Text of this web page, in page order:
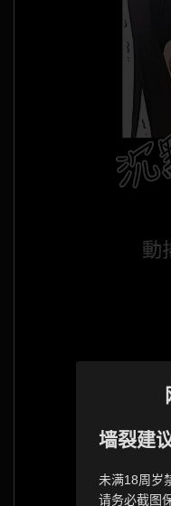
墙裂建
未满18周岁
请务必截图